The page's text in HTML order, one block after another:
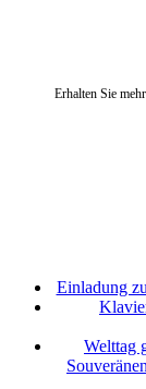
Erhalten Sie
Einladung
Welttag